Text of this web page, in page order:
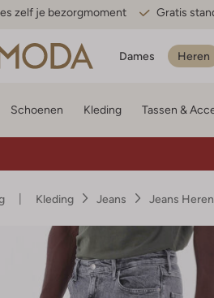
zelf je bezorgmoment Gratis
Dames Heren
Schoenen Kleding Tassen &
Kleding Jeans Jeans Heren